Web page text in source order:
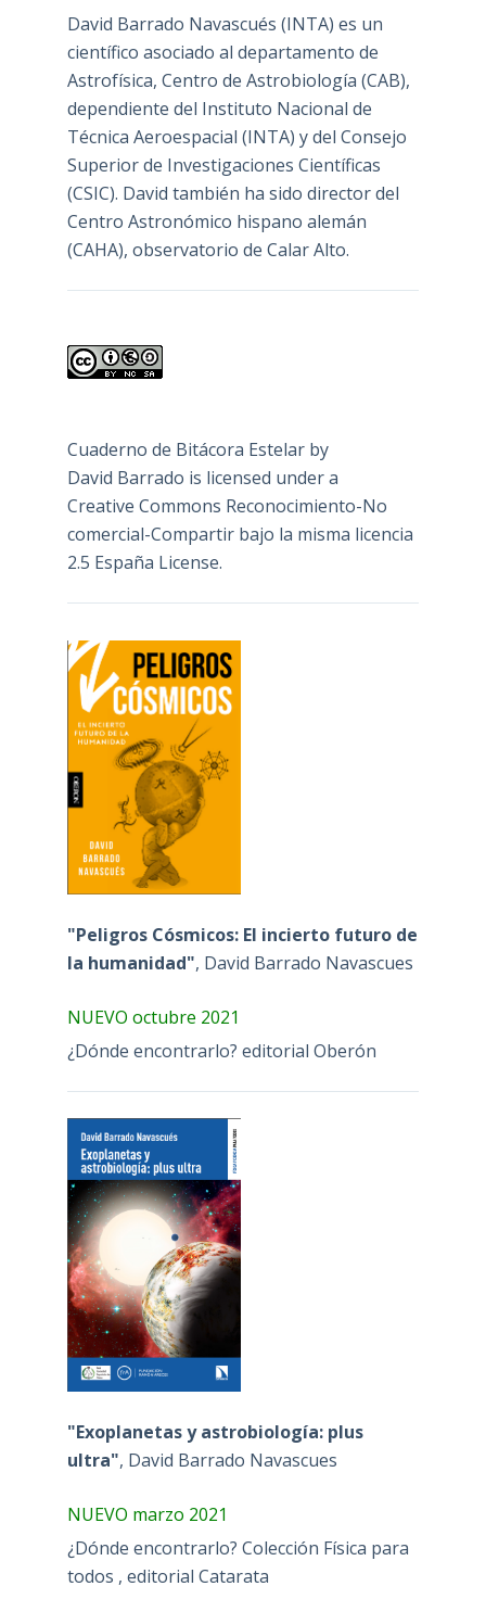
David Barrado Navascués (INTA) es un
científico asociado al departamento de
Astrofísica, Centro de Astrobiología (CAB),
dependiente del Instituto Nacional de
Técnica Aeroespacial (INTA) y del Consejo
Superior de Investigaciones Científicas
(CSIC). David también ha sido director del
Centro Astronómico hispano alemán
(CAHA), observatorio de Calar Alto.
Cuaderno de Bitácora Estelarby
David Barrado is licensed under a
Creative Commons Reconocimiento-No
comercial-Compartir bajo la misma licencia
2.5 España License.
"Peligros Cósmicos: El incierto futuro de
la humanidad", David Barrado Navascues
NUEVO octubre 2021
¿Dónde encontrarlo? editorial Oberón
"Exoplanetas y astrobiología: plus
ultra", David Barrado Navascues
NUEVO marzo 2021
¿Dónde encontrarlo? Colección Física para
todos , editorial Catarata